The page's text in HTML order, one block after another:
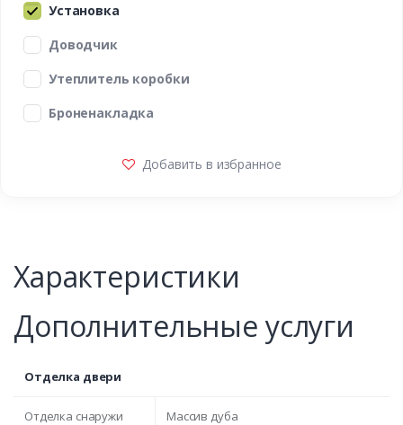
Установка
Доводчик
Утеплитель коробки
Броненакладка
Добавить в избранное
Характеристики
Дополнительные услуги
Отделка двери
Отделка снаружи Массив дуба